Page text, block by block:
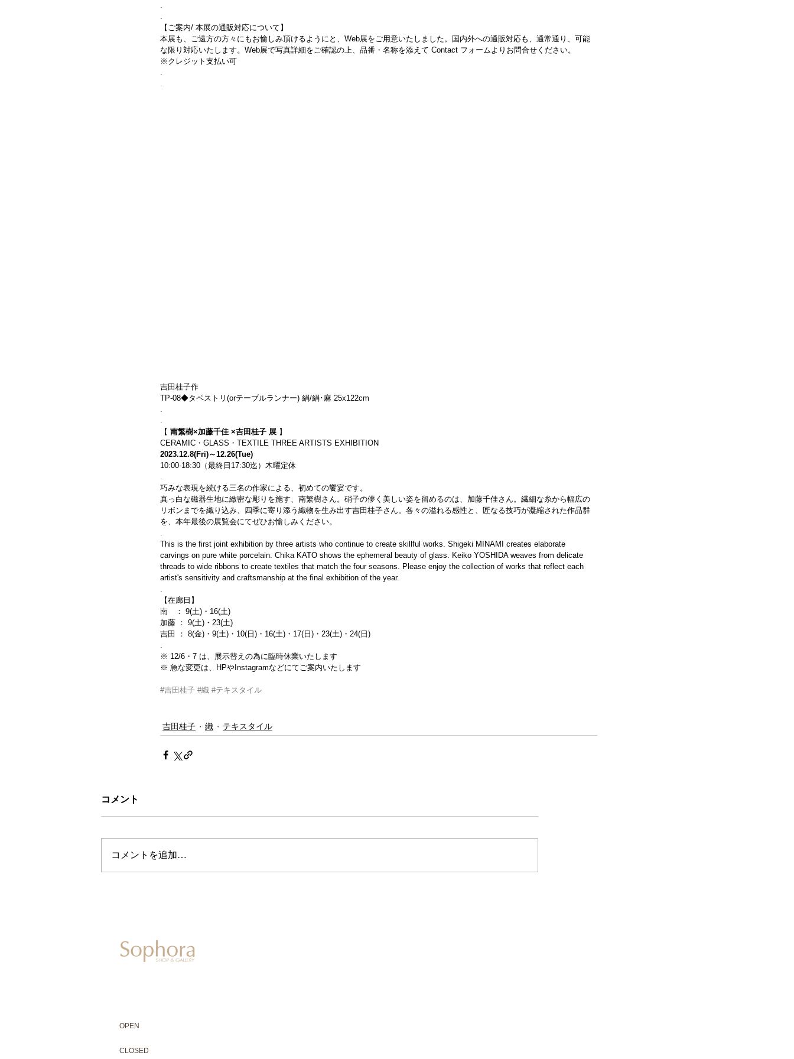
.
.
【ご案内/ 本展の通販対応について】
本展も、ご遠方の方々にもお愉しみ頂けるようにと、Web展をご用意いたしました。国内外への通販対応も、通常通り、可能
な限り対応いたします。Web展で写真詳細をご確認の上、品番・名称を添えて Contact フォームよりお問合せください。
※クレジット支払い可
.
.
吉田桂子作
TP-08◆タペストリ(orテーブルランナー) 絹/絹･麻 25x122cm
【 南繁樹×加藤千佳 ×吉田桂子 展 】
CERAMIC・GLASS・TEXTILE THREE ARTISTS EXHIBITION
2023.12.8(Fri)～12.26(Tue)
10:00-18:30（最終日17:30迄）木曜定休
巧みな表現を続ける三名の作家による、初めての饗宴です。
真っ白な磁器生地に緻密な彫りを施す、南繁樹さん。硝子の儚く美しい姿を留めるのは、加藤千佳さん。繊細な糸から幅広の
リボンまでを織り込み、四季に寄り添う織物を生み出す吉田桂子さん。各々の溢れる感性と、匠なる技巧が凝縮された作品群
を、本年最後の展覧会にてぜひお愉しみください。
This is the first joint exhibition by three artists who continue to create skillful works. Shigeki MINAMI creates elaborate
carvings on pure white porcelain. Chika KATO shows the ephemeral beauty of glass. Keiko YOSHIDA weaves from delicate
threads to wide ribbons to create textiles that match the four seasons. Please enjoy the collection of works that reflect each
artist's sensitivity and craftsmanship at the final exhibition of the year.
【在廊日】
南　： 9(土)・16(土)
加藤 ： 9(土)・23(土)
吉田 ： 8(金)・9(土)・10(日)・16(土)・17(日)・23(土)・24(日)
※ 12/6・7 は、展示替えの為に臨時休業いたします
※ 急な変更は、HPやInstagramなどにてご案内いたします
#吉田桂子 #織 #テキスタイル
吉田桂子 織 テキスタイル
コメント
コメントを追加…
OPEN
CLOSED